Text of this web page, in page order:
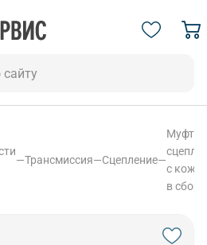
—Трансмиссия—Сцепление—
Муфта
с
в сборе